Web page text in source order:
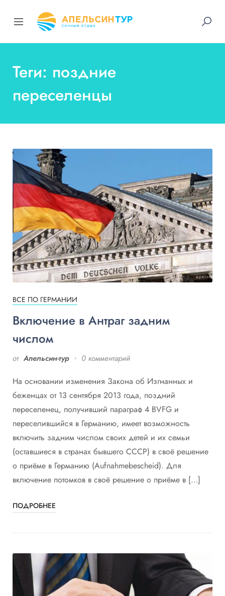
Теги: поздние
переселенцы
ВСЕ ПО ГЕРМАНИИ
Включение в Антраг задним
числом
от Апельсин-тур 0 комментарий
На основании изменения Закона об Изгнанных и
беженцах от 13 сентября 2013 года, поздний
переселенец, получивший параграф 4 BVFG и
переселившийся в Германию, имеет возможность
включить задним числом своих детей и их семьи
(оставшиеся в странах бывшего СССР) в своё решение
о приёме в Германию (Aufnahmebescheid). Для
включение потомков в своё решение о приёме в […]
ПОДРОБНЕЕ